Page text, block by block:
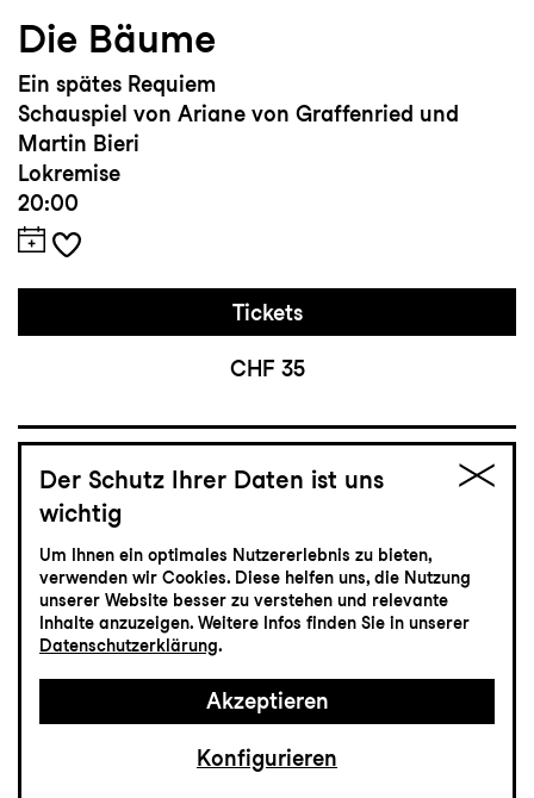
Die Bäume
Ein spätes Requiem
Schauspiel von Ariane von Graffenried und
Martin Bieri
Lokremise
20:00
Tickets
CHF 35
23.4Freitag
Die Bäume
Ein spätes Requiem
Schauspiel von Ariane von Graffenried und
Martin Bieri
Der Schutz Ihrer Daten ist uns
wichtig
Um Ihnen ein optimales Nutzererlebnis zu bieten,
verwenden wir Cookies. Diese helfen uns, die Nutzung
unserer Website besser zu verstehen und relevante
Inhalte anzuzeigen. Weitere Infos finden Sie in unserer
Datenschutzerklärung.
Akzeptieren
Konfigurieren